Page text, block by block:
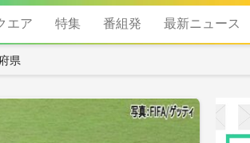
エア 特集 番組発 最新ニュース
県